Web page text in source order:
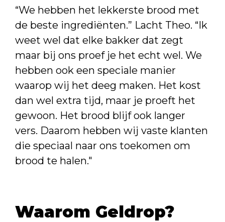
“We hebben het lekkerste brood met
de beste ingrediënten.” Lacht Theo. “Ik
weet wel dat elke bakker dat zegt
maar bij ons proef je het echt wel. We
hebben ook een speciale manier
waarop wij het deeg maken. Het kost
dan wel extra tijd, maar je proeft het
gewoon. Het brood blijf ook langer
vers. Daarom hebben wij vaste klanten
die speciaal naar ons toekomen om
brood te halen."
Waarom Geldrop?